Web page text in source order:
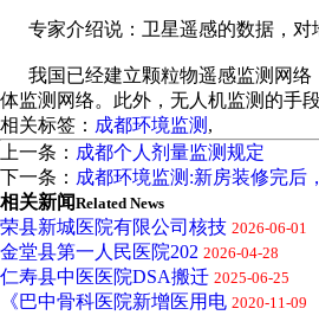
专家介绍说：卫星遥感的数据，对
我国已经建立颗粒物遥感监测网络
体监测网络。此外，无人机监测的手
相关标签： 成都环境监测 ,
上一条： 成都个人剂量监测规定
下一条： 成都环境监测:新房装修完后
相关新闻Related News
荣县新城医院有限公司核技 2026-06-01
金堂县第一人民医院202 2026-04-28
仁寿县中医医院DSA搬迁 2025-06-25
《巴中骨科医院新增医用电 2020-11-09